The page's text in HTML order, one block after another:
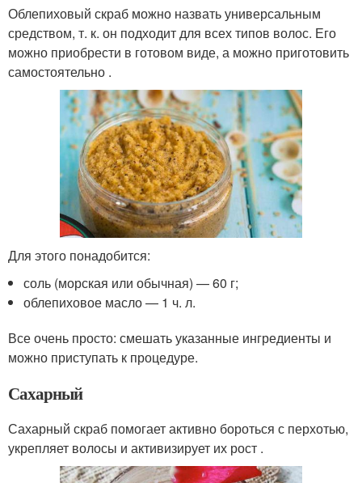
Облепиховый скраб можно назвать универсальным
средством, т. к. он подходит для всех типов волос. Его
можно приобрести в готовом виде, а можно приготовить
самостоятельно .
Для этого понадобится:
соль (морская или обычная) — 60 г;
облепиховое масло — 1 ч. л.
Все очень просто: смешать указанные ингредиенты и
можно приступать к процедуре.
Сахарный
Сахарный скраб помогает активно бороться с перхотью,
укрепляет волосы и активизирует их рост .